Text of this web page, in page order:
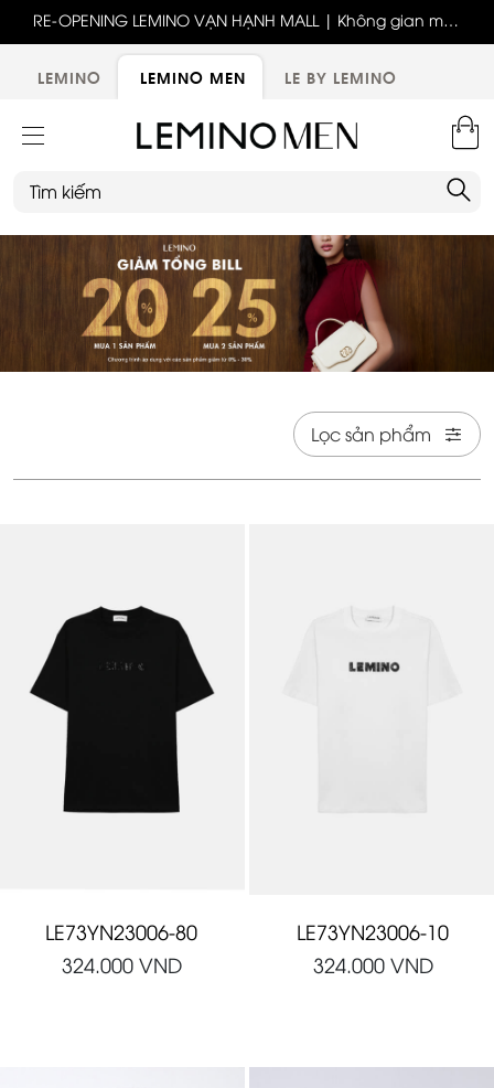
RE-OPENING LEMINO VẠN HẠNH MALL | Không gian mới,
trải nghiệm mới, ưu đãi tri ân đặc biệt
LEMINO
LEMINO MEN LE BY LEMINO
Lọc sản phẩm
LE73YN23006-80
324.000VND
LE73YN23006-10
324.000VND